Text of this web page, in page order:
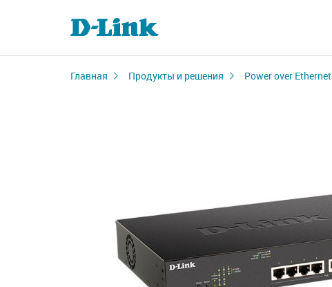
Главная Продукты и решения Power over Ethernet